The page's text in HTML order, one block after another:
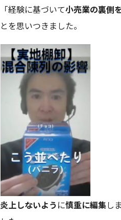
「経験に基づいて小売業の裏側
とを思いつきました。
炎上しないよう に慎重に編集し